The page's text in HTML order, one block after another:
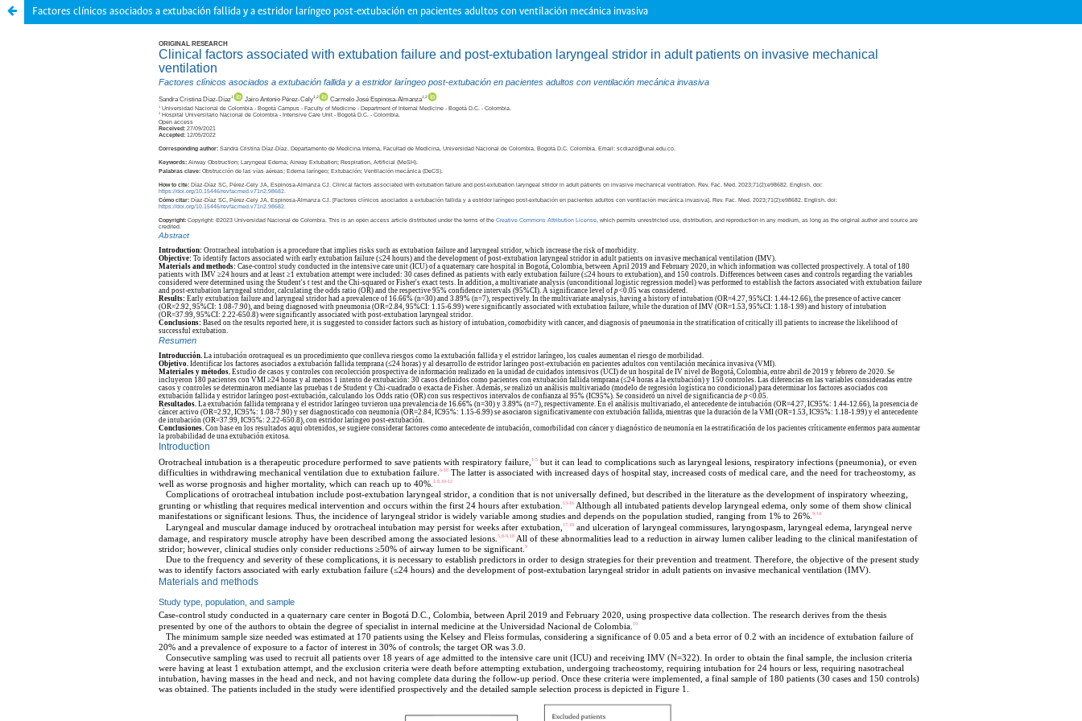
Factores clínicos asociados a extubación fallida y a estridor laríngeo post-extubación en pacientes adultos con ventilación mecánica invasiva